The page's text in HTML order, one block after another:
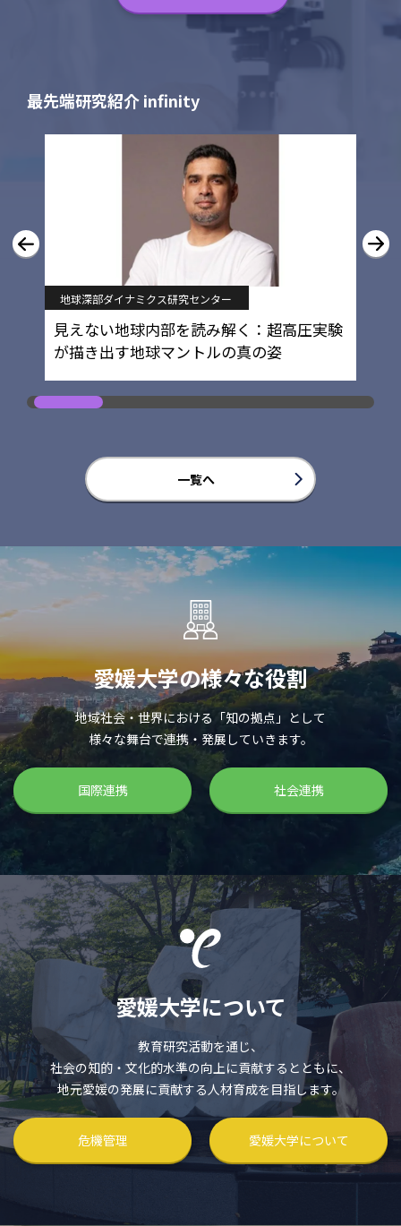
最先端研究紹介 infinity
一覧へ
地球深部ダイナミクス研究センター
見えない地球内部を読み解く：超高圧実験
が描き出す地球マントルの真の姿
愛媛大学の様々な役割
地域社会・世界における「知の拠点」として
様々な舞台で連携・発展していきます。
国際連携 社会連携
愛媛大学について
教育研究活動を通じ、
社会の知的・文化的水準の向上に貢献するとともに、
地元愛媛の発展に貢献する人材育成を目指します。
危機管理 愛媛大学について